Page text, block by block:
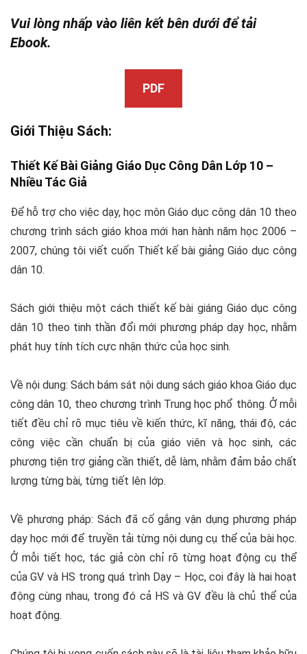
Vui lòng nhấp vào liên kết bên dưới để tải
Ebook.
PDF
Giới Thiệu Sách:
Thiết Kế Bài Giảng Giáo Dục Công Dân Lớp 10 –
Nhiều Tác Giả
Để hỗ trợ cho việc dạy, học môn Giáo dục công dân 10 theo
chương trình sách giáo khoa mới han hành năm học 2006 –
2007, chúng tôi viết cuốn Thiết kế bài giảng Giáo dục công
dân 10.
Sách giới thiệu một cách thiết kế bài giáng Giáo dục công
dân 10 theo tinh thần đổi mới phương pháp dạy học, nhằm
phát huy tính tích cực nhận thức của học sinh.
Về nội dung: Sách bám sát nội dung sách giáo khoa Giáo dục
công dân 10, theo chương trình Trung học phổ thông. Ở mỗi
tiết đều chỉ rõ mục tiêu về kiến thức, kĩ năng, thái độ, các
công việc cần chuẩn bị của giáo viên và học sinh, các
phương tiện trợ giảng cần thiết, dễ làm, nhằm đảm bảo chất
lượng từng bài, từng tiết lên lớp.
Về phương pháp: Sách đã cố gắng vận dụng phương pháp
dạy học mới để truyền tải từng nội dung cụ thể của bài học.
Ở mỗi tiết học, tác giả còn chỉ rõ từng hoạt động cụ thể
của GV và HS trong quá trình Dạy – Học, coi đây là hai hoạt
động cùng nhau, trong đó cả HS và GV đều là chủ thể của
hoạt động.